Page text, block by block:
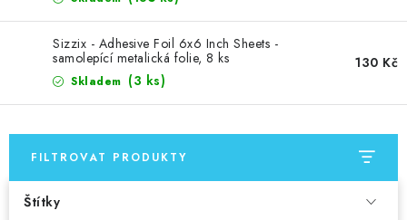
Jak nakupovat
Sizzix - Adhesive Foil 6x6 Inch Sheets -
samolepící metalická folie, 8 ks
Skladem (3 ks)
130 Kč
FILTROVAT PRODUKTY
Štítky